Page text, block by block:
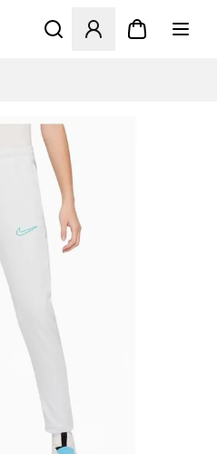
Megnyit egy modált a